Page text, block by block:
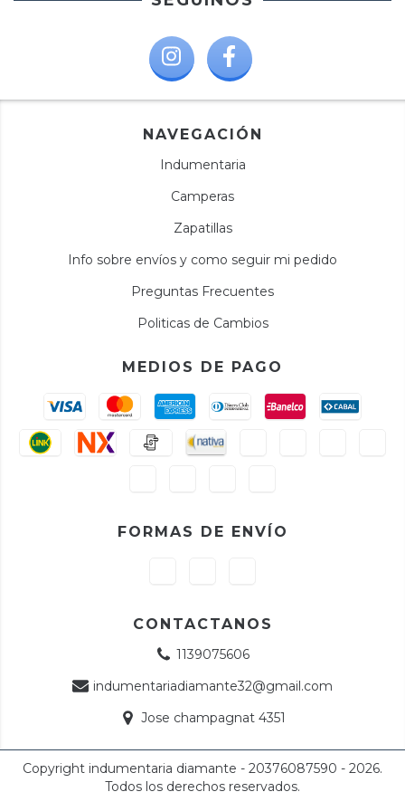
NAVEGACIÓN
Indumentaria
Camperas
Zapatillas
Info sobre envíos y como seguir mi pedido
Preguntas Frecuentes
Politicas de Cambios
MEDIOS DE PAGO
FORMAS DE ENVÍO
CONTACTANOS
1139075606
indumentariadiamante32@gmail.com
Jose champagnat 4351
Copyright indumentaria diamante - 20376087590 - 2026.
Todos los derechos reservados.